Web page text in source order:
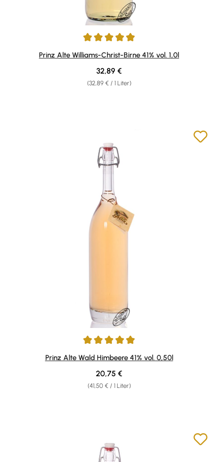
Durchschnittliche Bewertung von 4.95 von 5 Sternen
Prinz Alte Williams-Christ-Birne 41% vol. 1,0l
(32,89 € / 1 Liter)
Regulärer Preis:
32,89 €
Durchschnittliche Bewertung von 4.88 von 5 Sternen
Prinz Alte Wald Himbeere 41% vol. 0,50l
(41,50 € / 1 Liter)
Regulärer Preis:
20,75 €